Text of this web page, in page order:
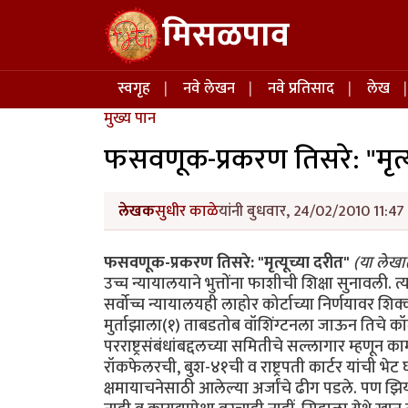
Skip to main content मिसळपाव
Main navigation
स्वगृह नवे लेखन नवे प्रतिसाद लेख
मुख्य पान
फसवणूक-प्रकरण तिसरे:
लेखकसुधीर काळेयांनी बुधवार, 24/02/2010
फसवणूक-प्रकरण तिसरे: "मृत्यूच्या दरीत"(या